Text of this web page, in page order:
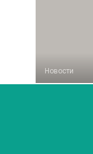
Новости